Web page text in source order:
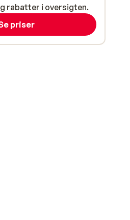
rabatter i oversigten.
priser